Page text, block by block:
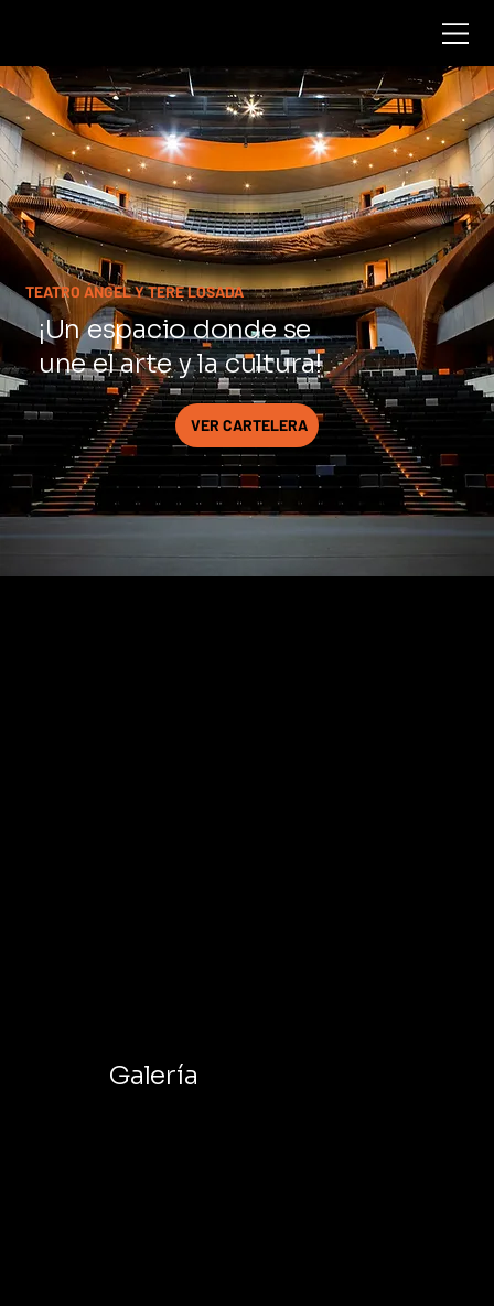
TEATRO ÁNGEL Y TERE LOSADA
¡Un espacio donde se
une el arte y la cultura!
VER CARTELERA
Galería